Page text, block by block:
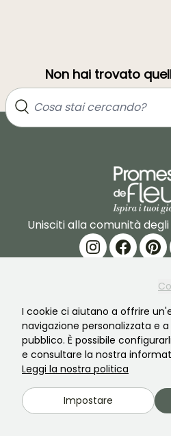
I cookie ci aiutano a offrire
navigazione personalizzata e
pubblico. È possibile
e consultare la nostra
Leggi la nostra politica
Impostare
Non hai trovato
Unisciti alla comunità
PROMESSE DE FLEURS
Il marchio
La nostra storia
Le nostre piante